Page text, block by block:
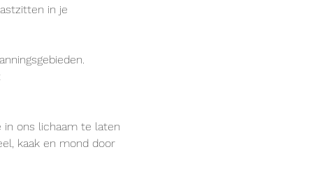
in je
ons lichaam te laten
kaak en mond door